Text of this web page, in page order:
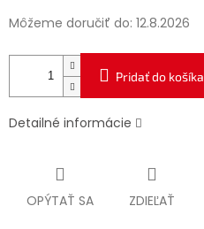
Môžeme doručiť do: 12.8.2026
Pridať do košíka
Detailné informácie
OPÝTAŤ SA ZDIEĽAŤ